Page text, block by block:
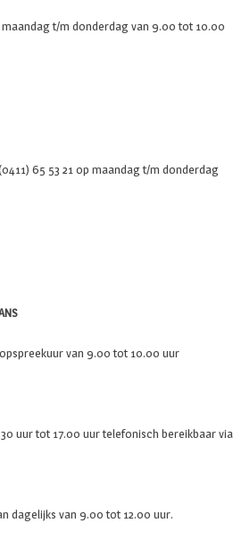
t/m donderdag van 9.00 tot 10.00
65 53 21 op maandag t/m donderdag
van 9.00 tot 10.00 uur
uur tot 17.00 uur telefonisch bereikbaar via
dagelijks van 9.00 tot 12.00 uur.